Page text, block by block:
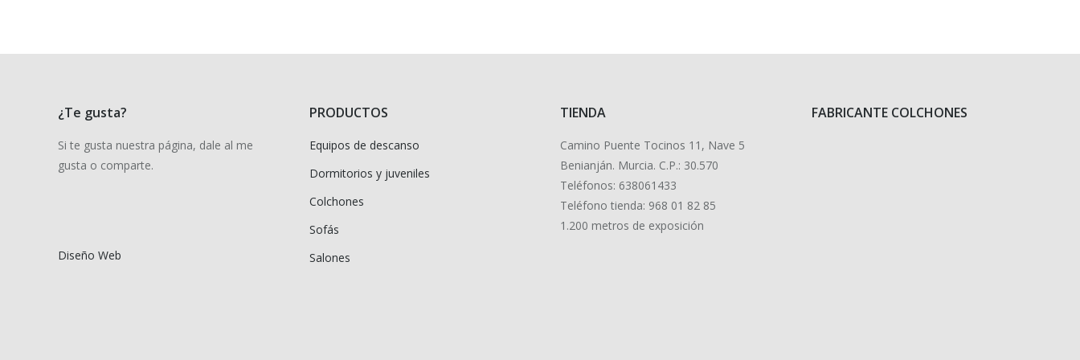
¿Te gusta?
Si te gusta nuestra página, dale al me
gusta o comparte.
Diseño Web
PRODUCTOS
Equipos de descanso
Dormitorios y juveniles
Colchones
Sofás
Salones
TIENDA
Camino Puente Tocinos 11, Nave 5
Benianján. Murcia. C.P.: 30.570
Teléfonos: 638061433
Teléfono tienda: 968 01 82 85
1.200 metros de exposición
FABRICANTE COLCHONES